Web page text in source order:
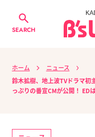
SEARCH
ホーム
ニュース
鈴木拡樹、地上波TVドラマ初
っぷりの番宣CMが公開！ ED